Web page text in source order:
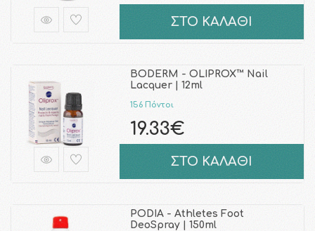
ΣΤΟ ΚΑΛΑΘΙ
BODERM - OLIPROX™ Nail
Lacquer | 12ml
156 Πόντοι
19.33€
ΣΤΟ ΚΑΛΑΘΙ
PODIA - Athletes Foot
DeoSpray | 150ml